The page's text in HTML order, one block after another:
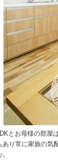
とお母様の部屋
あり常に家族の気